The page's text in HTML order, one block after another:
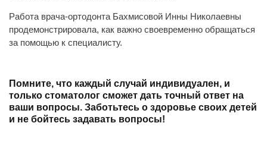
Работа врача-ортодонта Бахмисовой Инны Николаевны
продемонстрировала, как важно своевременно обращаться
за помощью к специалисту.
Помните, что каждый случай индивидуален, и
только стоматолог сможет дать точный ответ на
ваши вопросы. Заботьтесь о здоровье своих детей
и не бойтесь задавать вопросы!